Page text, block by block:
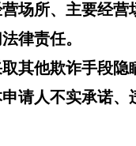
场所、主要经
律责任。
其他欺诈手段
请人不实承诺、